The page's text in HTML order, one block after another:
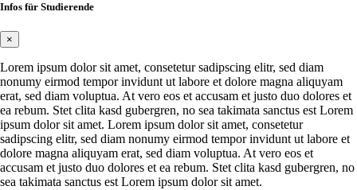
Infos für Studierende
×
Lorem ipsum dolor sit amet, consetetur sadipscing elitr, sed diam
nonumy eirmod tempor invidunt ut labore et dolore magna aliquyam
erat, sed diam voluptua. At vero eos et accusam et justo duo dolores et
ea rebum. Stet clita kasd gubergren, no sea takimata sanctus est Lorem
ipsum dolor sit amet. Lorem ipsum dolor sit amet, consetetur
sadipscing elitr, sed diam nonumy eirmod tempor invidunt ut labore et
dolore magna aliquyam erat, sed diam voluptua. At vero eos et
accusam et justo duo dolores et ea rebum. Stet clita kasd gubergren, no
sea takimata sanctus est Lorem ipsum dolor sit amet.